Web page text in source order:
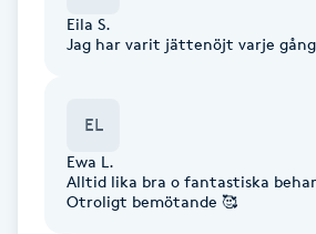
Fransfärgning
Fransförlängning Volym
Eila S.
Jag har varit jättenöjt varje
EL
Ewa L.
Alltid lika bra o fantastiska
Otroligt bemötande 🥰